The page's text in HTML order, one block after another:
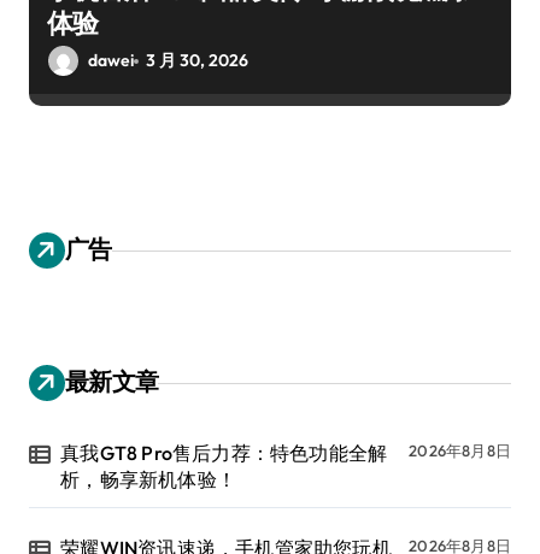
体验
dawei 3 月 30, 2026
广告
最新文章
真我GT8 Pro售后力荐：特色功能全解
析，畅享新机体验！
2026年8月8日
荣耀WIN资讯速递，手机管家助您玩机
2026年8月8日